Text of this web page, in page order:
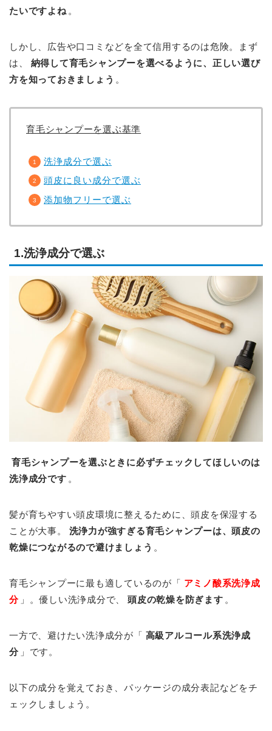
たいですよね 。
しかし、広告や口コミなどを全て信用するのは危険。まず
は、
納得して育毛シャンプーを選べるように、正しい選び
方を知っておきましょう 。
育毛シャンプーを選ぶ基準
洗浄成分で選ぶ
頭皮に良い成分で選ぶ
添加物フリーで選ぶ
1.洗浄成分で選ぶ
育毛シャンプーを選ぶときに必ずチェックしてほしいのは
洗浄成分です 。
髪が育ちやすい頭皮環境に整えるために、頭皮を保湿する
ことが大事。
洗浄力が強すぎる育毛シャンプーは、頭皮の
乾燥につながるので避けましょう 。
育毛シャンプーに最も適しているのが「 アミノ酸系洗浄成
分 」。優しい洗浄成分で、 頭皮の乾燥を防ぎます 。
一方で、避けたい洗浄成分が「 高級アルコール系洗浄成
分 」です。
以下の成分を覚えておき、パッケージの成分表記などをチ
ェックしましょう。